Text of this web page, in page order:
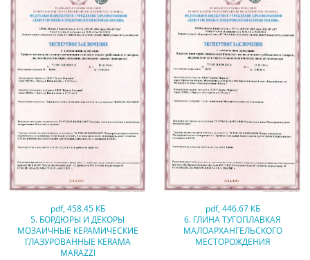
pdf, 458.45 КБ
5. БОРДЮРЫ И ДЕКОРЫ
МОЗАИЧНЫЕ КЕРАМИЧЕСКИЕ
ГЛАЗУРОВАННЫЕ KERAMA
MARAZZI
pdf, 446.67 КБ
6. ГЛИНА ТУГОПЛАВКАЯ
МАЛОАРХАНГЕЛЬСКОГО
МЕСТОРОЖДЕНИЯ